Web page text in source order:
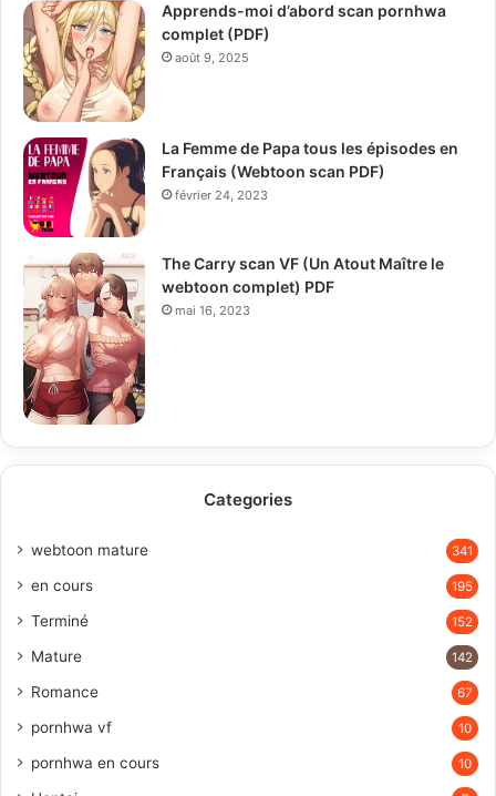
Apprends-moi d’abord scan pornhwa
complet (PDF)
août 9, 2025
La Femme de Papa tous les épisodes en
Français (Webtoon scan PDF)
février 24, 2023
The Carry scan VF (Un Atout Maître le
webtoon complet) PDF
mai 16, 2023
Categories
webtoon mature 341
en cours 195
Terminé 152
Mature 142
Romance 67
pornhwa vf 10
pornhwa en cours 10